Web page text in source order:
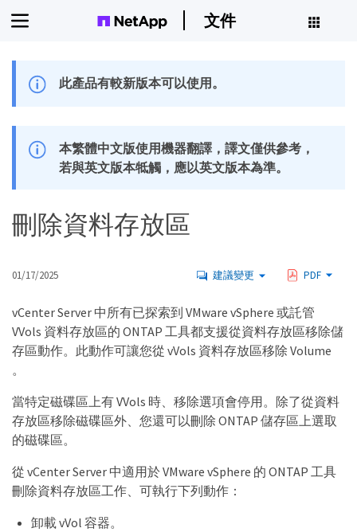
文件
此產品有較新版本可以使用。
本繁體中文版使用機器翻譯，譯文僅供參考，
若與英文版本牴觸，應以英文版本為準。
刪除資料存放區
01/17/2025 建議變更 PDF
vCenter Server 中所有已探索到 VMware vSphere 或託管
VVols 資料存放區的 ONTAP 工具都支援從資料存放區移除儲
存區動作。此動作可讓您從 vVols 資料存放區移除 Volume
。
當特定磁碟區上有 VVols 時、移除選項會停用。除了從資料
存放區移除磁碟區外、您還可以刪除 ONTAP 儲存區上選取
的磁碟區。
從 vCenter Server 中適用於 VMware vSphere 的 ONTAP 工具
刪除資料存放區工作、可執行下列動作：
卸載 vVol 容器。